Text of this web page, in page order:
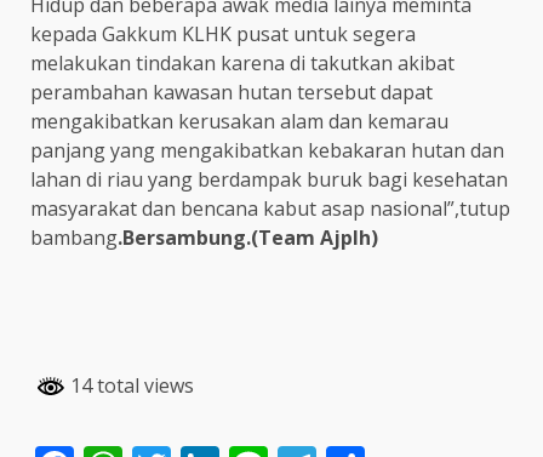
kepada Gakkum KLHK pusat untuk segera
melakukan tindakan karena di takutkan akibat
perambahan kawasan hutan tersebut dapat
mengakibatkan kerusakan alam dan kemarau
panjang yang mengakibatkan kebakaran hutan dan
lahan di riau yang berdampak buruk bagi kesehatan
masyarakat dan bencana kabut asap nasional”,tutup
bambang.Bersambung.(Team Ajplh)
14 total views